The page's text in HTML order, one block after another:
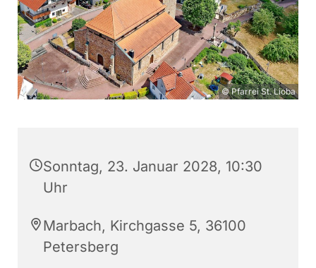
© Pfarrei St. Lioba
Sonntag, 23. Januar 2028, 10:30
Uhr
Marbach, Kirchgasse 5, 36100
Petersberg